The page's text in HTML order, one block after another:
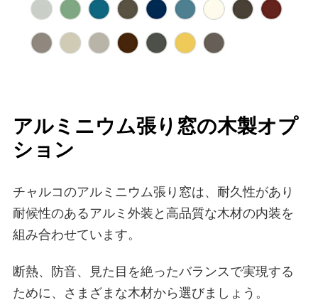
アルミニウム張り窓の木製オプ
ション
チャルコのアルミニウム張り窓は、耐久性があり
耐候性のあるアルミ外装と高品質な木材の内装を
組み合わせています。
断熱、防音、見た目を絶ったバランスで実現する
ために、さまざまな木材から選びましょう。